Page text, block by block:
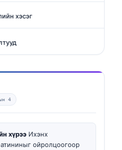
хэсэг
4
хүрээ Ихэнх
ойролцоогоор